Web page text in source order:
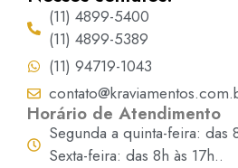
Nossos contatos:
(11) 4899-5400
(11) 4899-5389
(11) 94719-1043
contato@kraviamentos.com.br